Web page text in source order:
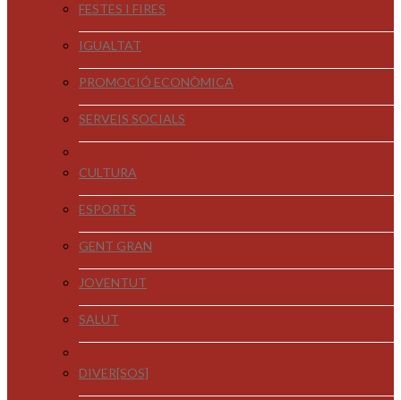
FESTES I FIRES
IGUALTAT
PROMOCIÓ ECONÒMICA
SERVEIS SOCIALS
CULTURA
ESPORTS
GENT GRAN
JOVENTUT
SALUT
DIVER[SOS]